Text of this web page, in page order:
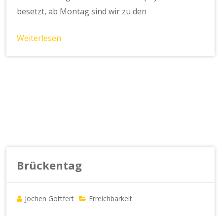
besetzt, ab Montag sind wir zu den
Weiterlesen
Brückentag
Jochen Göttfert Erreichbarkeit